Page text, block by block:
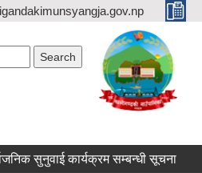
सुनुवाई कार्यक्रम सम्बन्धी सूचना